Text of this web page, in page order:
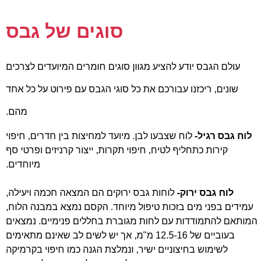
סוגים של גבס
עולם הגבס יודע להציע מגוון סוגים חומרים המיועדים לצרכים
שונים, ריכזנו עבורכם את כל סוגי הגבס עם פירוט על כל אחד
מהם.
לוח גבס רגיל- לוח שצבעו לבן. מיועד למחיצות בין חדרים, חיפוי
קירות כתחליף לטיח, חיפוי תקרות, ייצור קרניזים ופרטי סף
מיוחדים.
לוח גבס ירוק- לוחות גבס ירוקים הם המצאה חכמה ויעילה,
עמידים בפני מים בזכות טיפול מיוחד. הקסם נמצא במבנה הלוח,
המותאם להתמודדות עם לחות מגוברת בחללים פנימיים. נמצאים
בעוביים של 12.5-16 מ"מ, אך יש לשים לב שאינם מתאימים
לשימוש בחיצוניים ישיר, ונמלצת הגנה כמו חיפוי בקרמיקה